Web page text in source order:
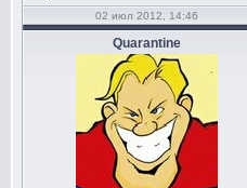
02 июл 2012, 14:46
Quarantine